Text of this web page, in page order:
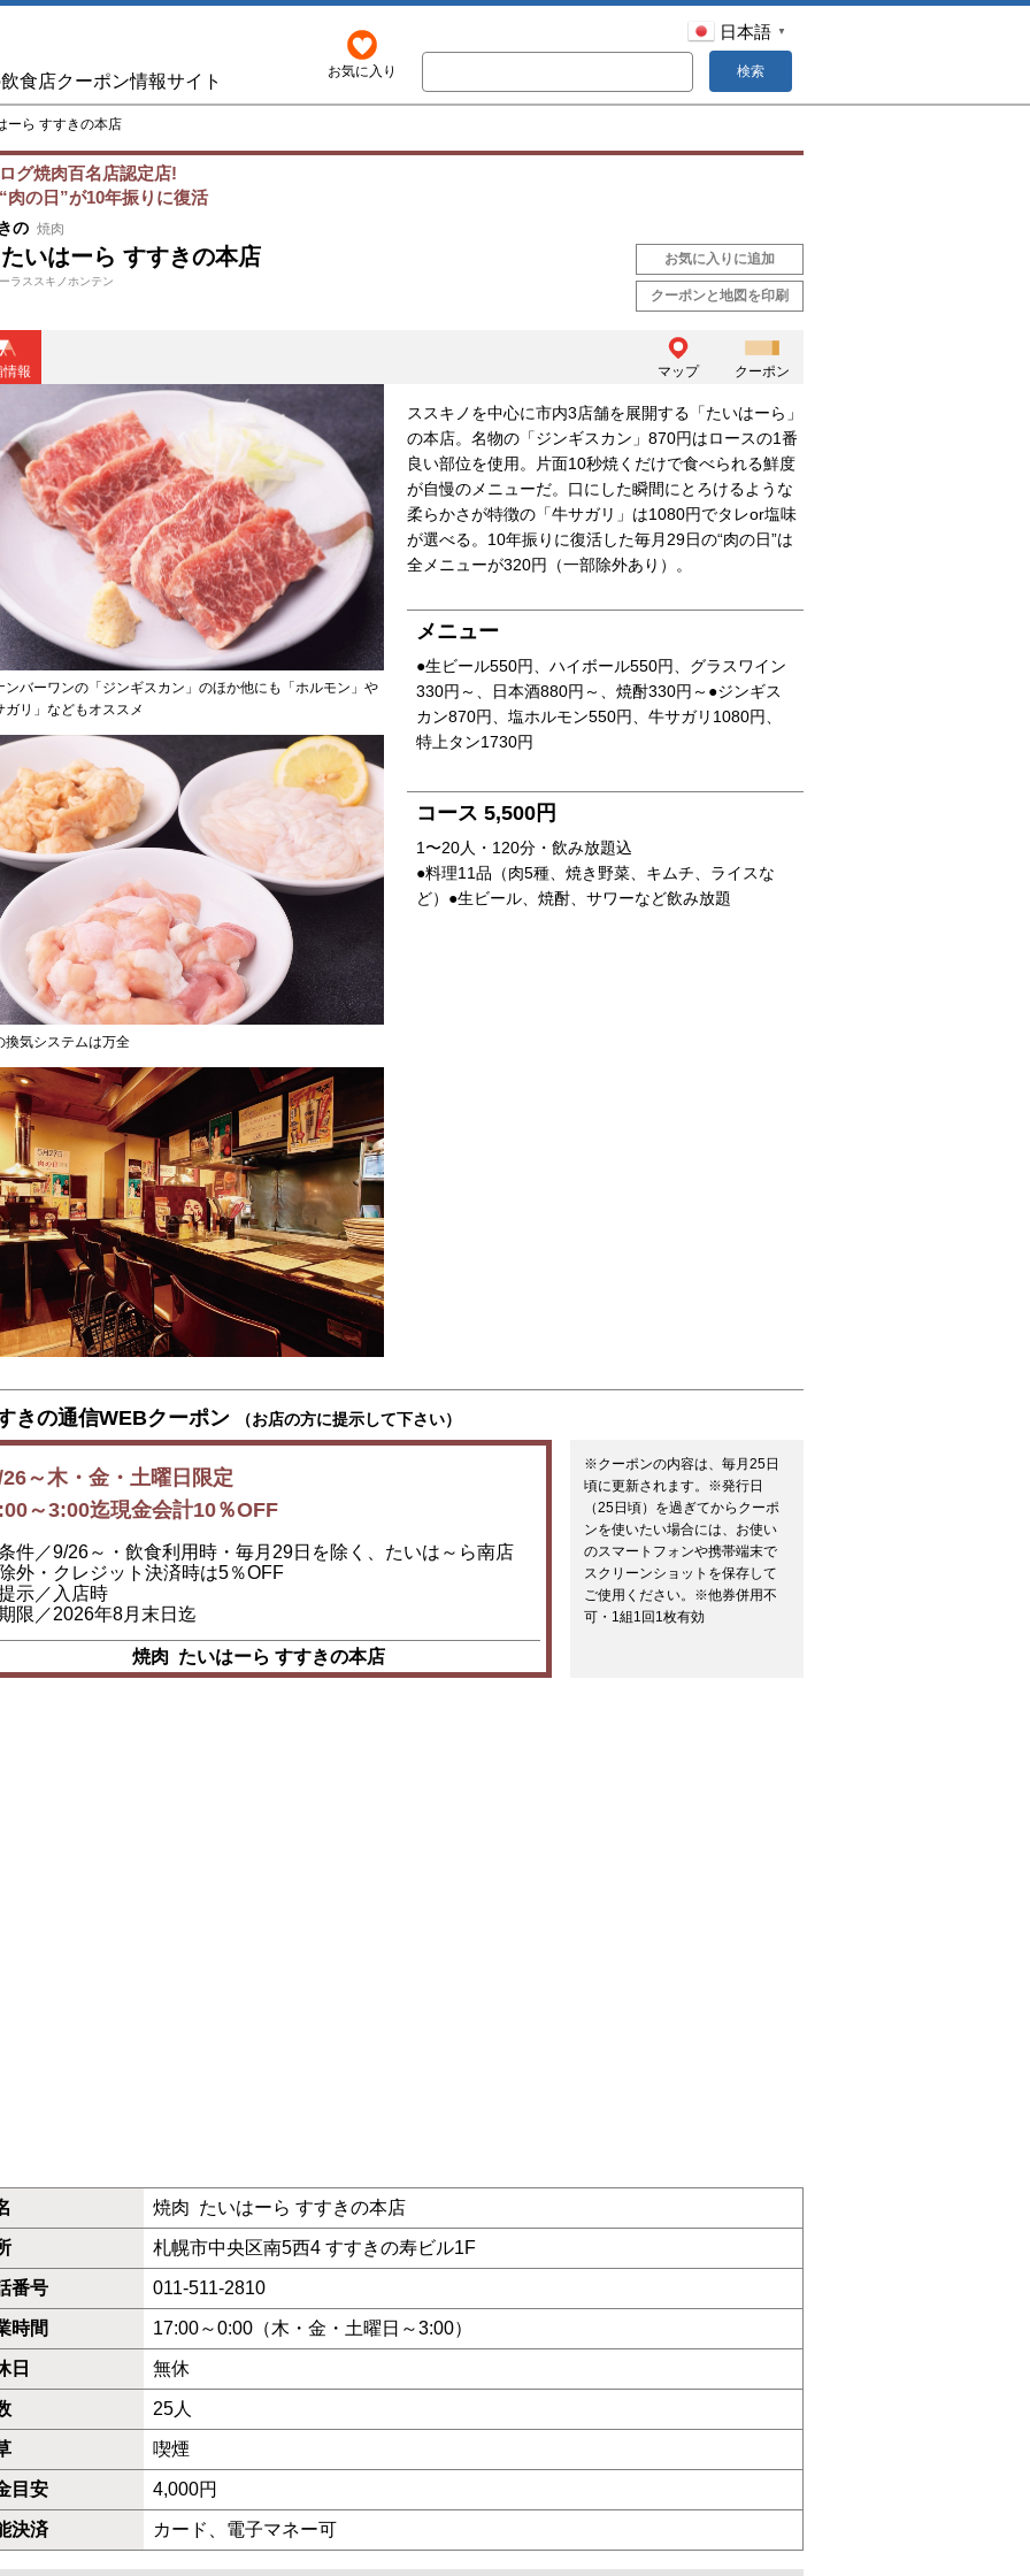
食店クーポン情報サイト お気に入り
日本語 ▼
検索
ーら すすきの本店
グ焼肉百名店認定店!
肉の日”が10年振りに復活
の 焼肉
たいはーら すすきの本店
ラススキノホンテン
お気に入りに追加
クーポンと地図を印刷
情報 マップ クーポン
ンバーワンの「ジンギスカン」のほか他にも「ホルモン」や
ガリ」などもオススメ
換気システムは万全
ススキノを中心に市内3店舗を展開する「たいはーら」
の本店。名物の「ジンギスカン」870円はロースの1番
良い部位を使用。片面10秒焼くだけで食べられる鮮度
が自慢のメニューだ。口にした瞬間にとろけるような
柔らかさが特徴の「牛サガリ」は1080円でタレor塩味
が選べる。10年振りに復活した毎月29日の“肉の日”は
全メニューが320円（一部除外あり）。
メニュー
●生ビール550円、ハイボール550円、グラスワイン
330円～、日本酒880円～、焼酎330円～●ジンギス
カン870円、塩ホルモン550円、牛サガリ1080円、
特上タン1730円
コース 5,500円
1〜20人・120分・飲み放題込
●料理11品（肉5種、焼き野菜、キムチ、ライスな
ど）●生ビール、焼酎、サワーなど飲み放題
きの通信WEBクーポン （お店の方に提示して下さい）
～木・金・土曜日限定
～3:00迄現金会計10％OFF
件／9/26～・飲食利用時・毎月29日を除く、たいは～ら南店
外・クレジット決済時は5％OFF
示／入店時
限／2026年8月末日迄
焼肉 たいはーら すすきの本店
※クーポンの内容は、毎月25日
頃に更新されます。※発行日
（25日頃）を過ぎてからクーポ
ンを使いたい場合には、お使い
のスマートフォンや携帯端末で
スクリーンショットを保存して
ご使用ください。※他券併用不
可・1組1回1枚有効
焼肉 たいはーら すすきの本店
札幌市中央区南5西4 すすきの寿ビル1F
番号 011-511-2810
時間 17:00～0:00（木・金・土曜日～3:00）
日 無休
25人
喫煙
目安 4,000円
決済 カード、電子マネー可